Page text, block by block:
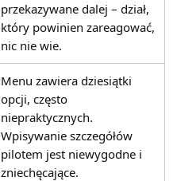
przekazywane dalej – dział,
który powinien zareagować,
nic nie wie.
Menu zawiera dziesiątki
opcji, często
niepraktycznych.
Wpisywanie szczegółów
pilotem jest niewygodne i
zniechęcające.